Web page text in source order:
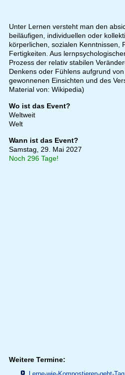
Unter Lernen versteht man den
beiläufigen, individuellen oder
körperlichen, sozialen Kenntnissen,
Fertigkeiten. Aus
Prozess der relativ stabilen
Denkens oder Fühlens aufgrund
gewonnenen Einsichten und des
Material von: Wikipedia)
Wo ist das Event?
Weltweit
Welt
Wann ist das Event?
Samstag, 29. Mai 2027
Noch 296 Tage!
Weitere Termine: